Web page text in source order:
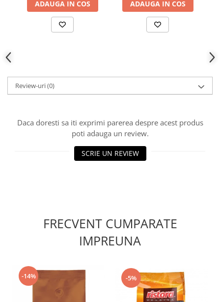
ADAUGA IN COS ADAUGA IN COS
Review-uri(0)
Daca doresti sa iti exprimi parerea despre acest produs
poti adauga un review.
SCRIE UN REVIEW
FRECVENT CUMPARATE
IMPREUNA
-14% -5%